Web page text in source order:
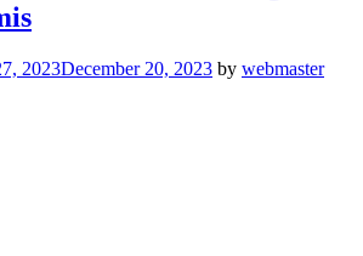
2023December 20, 2023 by webmaster